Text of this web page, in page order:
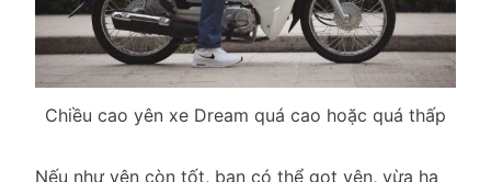
Chiều cao yên xe Dream quá cao hoặc quá thấp
Nếu như yên còn tốt, bạn có thể gọt yên, vừa hạ